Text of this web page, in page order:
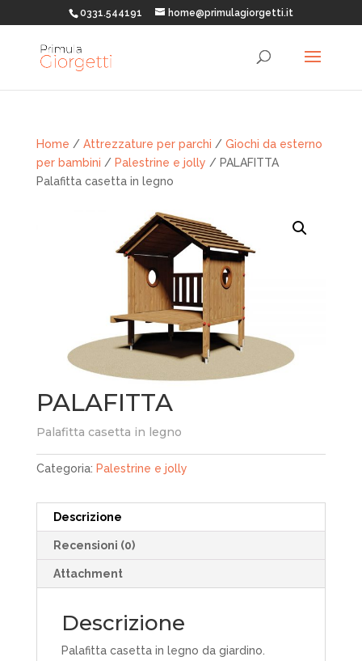
0331.544191 home@primulagiorgetti.it
Home / Attrezzature per parchi / Giochi da esterno
per bambini / Palestrine e jolly / PALAFITTA
Palafitta casetta in legno
PALAFITTA
Palafitta casetta in legno
Categoria: Palestrine e jolly
Descrizione
Recensioni (0)
Attachment
Descrizione
Palafitta casetta in legno da giardino.